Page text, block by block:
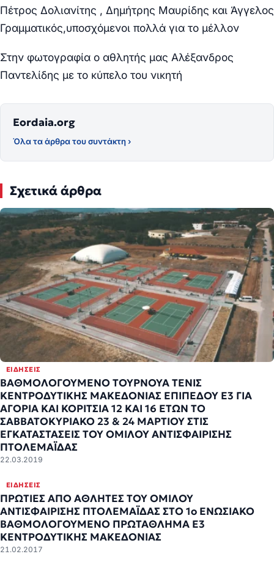
Πέτρος Δολιανίτης , Δημήτρης Μαυρίδης και Άγγελος
Γραμματικός,υποσχόμενοι πολλά για το μέλλον
Στην φωτογραφία ο αθλητής μας Αλέξανδρος
Παντελίδης με το κύπελο του νικητή
Eordaia.org
Όλα τα άρθρα του συντάκτη ›
Σχετικά άρθρα
ΕΙΔΉΣΕΙΣ
ΒΑΘΜΟΛΟΓΟΥΜΕΝΟ ΤΟΥΡΝΟΥΑ ΤΕΝΙΣ
ΚΕΝΤΡΟΔΥΤΙΚΗΣ ΜΑΚΕΔΟΝΙΑΣ ΕΠΙΠΕΔΟΥ Ε3 ΓΙΑ
ΑΓΟΡΙΑ ΚΑΙ ΚΟΡΙΤΣΙΑ 12 ΚΑΙ 16 ΕΤΩΝ ΤΟ
ΣΑΒΒΑΤΟΚΥΡΙΑΚΟ 23 & 24 ΜΑΡΤΙΟΥ ΣΤΙΣ
ΕΓΚΑΤΑΣΤΑΣΕΙΣ ΤΟΥ ΟΜΙΛΟΥ ΑΝΤΙΣΦΑΙΡΙΣΗΣ
ΠΤΟΛΕΜΑΪΔΑΣ
22.03.2019
ΕΙΔΉΣΕΙΣ
ΠΡΩΤΙΕΣ ΑΠΟ ΑΘΛΗΤΕΣ ΤΟΥ ΟΜΙΛΟΥ
ΑΝΤΙΣΦΑΙΡΙΣΗΣ ΠΤΟΛΕΜΑΪΔΑΣ ΣΤΟ 1ο ΕΝΩΣΙΑΚΟ
ΒΑΘΜΟΛΟΓΟΥΜΕΝΟ ΠΡΩΤΑΘΛΗΜΑ Ε3
ΚΕΝΤΡΟΔΥΤΙΚΗΣ ΜΑΚΕΔΟΝΙΑΣ
21.02.2017